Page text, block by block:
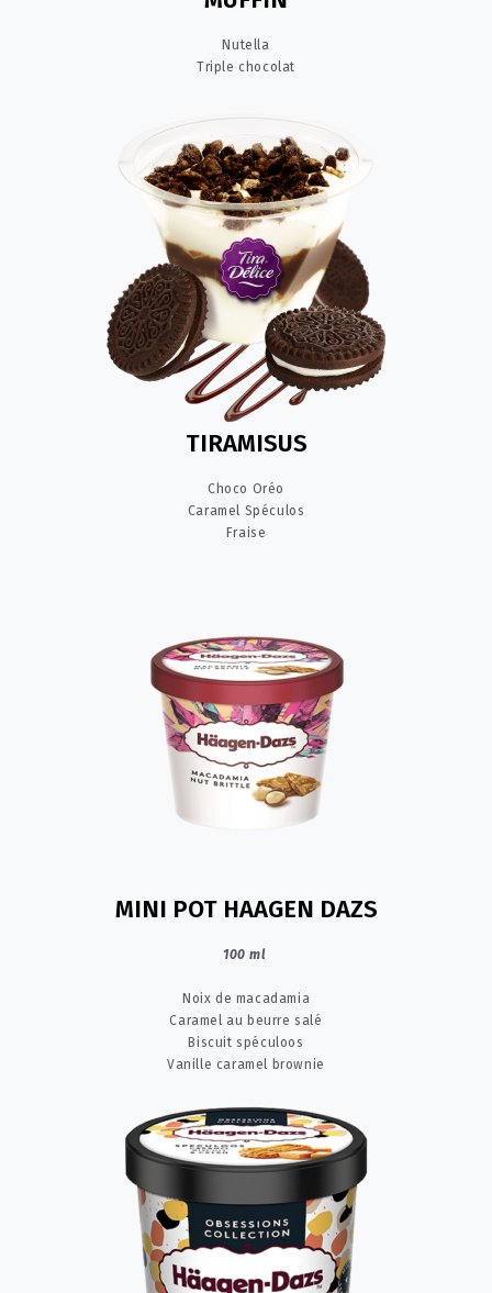
Nutella
Triple chocolat
TIRAMISUS
Choco Oréo
Caramel Spéculos
Fraise
MINI POT HAAGEN DAZS
100 ml
Noix de macadamia
Caramel au beurre salé
Biscuit spéculoos
Vanille caramel brownie